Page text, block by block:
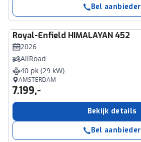
Bel aanbieder
Royal-Enfield HIMALAYAN 452
2026
AllRoad
40 pk (29 kW)
AMSTERDAM
7.199,-
Bekijk details
Bel aanbieder